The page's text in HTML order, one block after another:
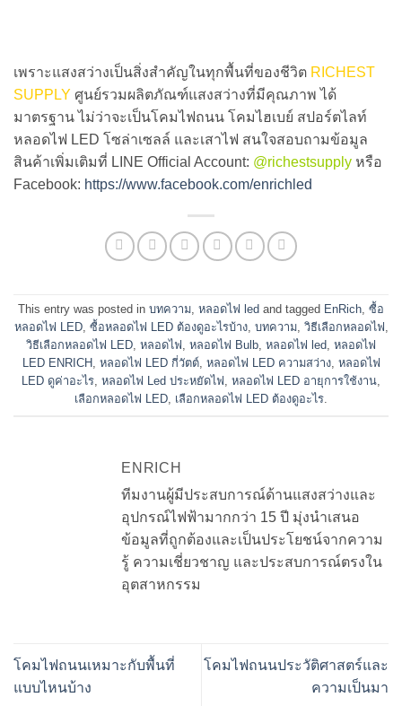
เพราะแสงสว่างเป็นสิ่งสำคัญในทุกพื้นที่ของชีวิต RICHEST
SUPPLY ศูนย์รวมผลิตภัณฑ์แสงสว่างที่มีคุณภาพ ได้
มาตรฐาน ไม่ว่าจะเป็นโคมไฟถนน โคมไฮเบย์ สปอร์ตไลท์
หลอดไฟ LED โซล่าเซลล์ และเสาไฟ สนใจสอบถามข้อมูล
สินค้าเพิ่มเติมที่ LINE Official Account: @richestsupply หรือ
Facebook: https://www.facebook.com/enrichled
This entry was posted in บทความ, หลอดไฟ led and tagged EnRich, ซื้อ
หลอดไฟ LED, ซื้อหลอดไฟ LED ต้องดูอะไรบ้าง, บทความ, วิธีเลือกหลอดไฟ ,
วิธีเลือกหลอดไฟ LED, หลอดไฟ , หลอดไฟ Bulb, หลอดไฟ led, หลอดไฟ
LED ENRICH , หลอดไฟ LED กี่วัตต์, หลอดไฟ LED ความสว่าง, หลอดไฟ
LED ดูค่าอะไร, หลอดไฟ Led ประหยัดไฟ , หลอดไฟ LED อายุการใช้งาน,
เลือกหลอดไฟ LED, เลือกหลอดไฟ LED ต้องดูอะไร.
ENRICH
ทีมงานผู้มีประสบการณ์ด้านแสงสว่างและ
อุปกรณ์ไฟฟ้ามากกว่า 15 ปี มุ่งนำเสนอ
ข้อมูลที่ถูกต้องและเป็นประโยชน์จากความ
รู้ ความเชี่ยวชาญ และประสบการณ์ตรงใน
อุตสาหกรรม
โคมไฟถนนเหมาะกับพื้นที่
แบบไหนบ้าง
โคมไฟถนนประวัติศาสตร์และ
ความเป็นมา